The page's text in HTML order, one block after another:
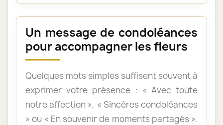
Un message de condoléances
pour accompagner les fleurs
Quelques mots simples suffisent souvent à
exprimer votre présence : « Avec toute
notre affection », « Sincères condoléances
» ou « En souvenir de moments partagés ».